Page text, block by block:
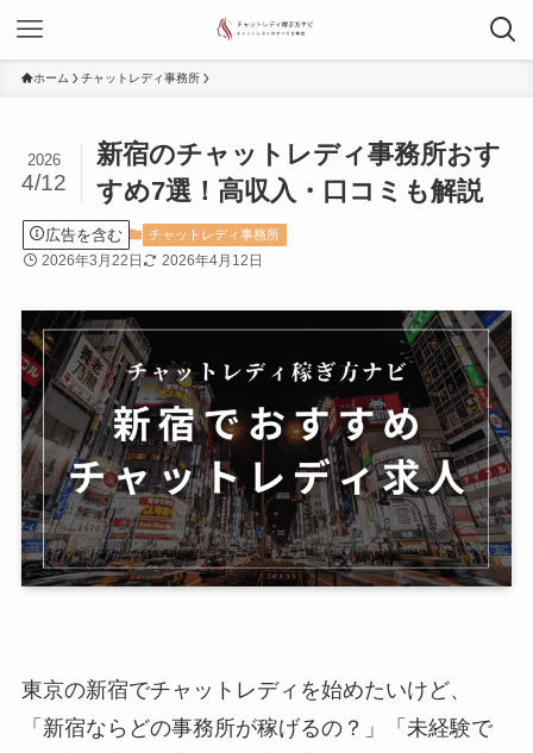
ホーム チャットレディ事務所
新宿のチャットレディ事務所おす
すめ7選！高収入・口コミも解説
2026
4/12
広告を含む チャットレディ事務所
2026年3月22日 2026年4月12日
東京の新宿でチャットレディを始めたいけど、
「新宿ならどの事務所が稼げるの？」「未経験で